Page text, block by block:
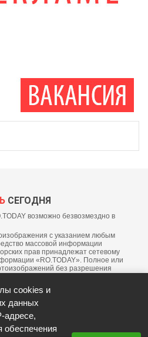
СЕГОДНЯ
возможно безвозмездно в
с указанием любым
массовой информации
прав принадлежат сетевому
«RO.TODAY». Полное или
без разрешения
cookies и
данных
адресе,
обеспечения